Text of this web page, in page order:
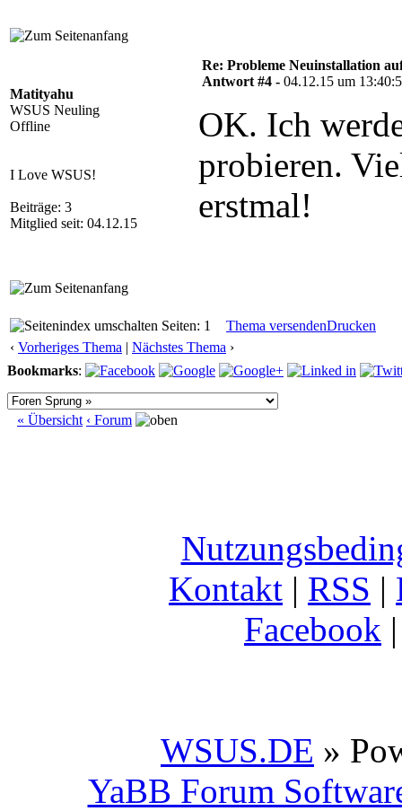
Matityahu
WSUS Neuling
Offline
I Love WSUS!
Beiträge: 3
Mitglied seit: 04.12.15
Re: Probleme Neuinstallation
Antwort #4 - 04.12.15 um
OK. Ich
probieren.
erstmal!
Seiten: 1 Thema versendenDrucken
‹ Vorheriges Thema | Nächstes Thema ›
Bookmarks:
« Übersicht ‹ Forum
Kontakt | RSS |
Facebook
WSUS.DE »
YaBB Forum